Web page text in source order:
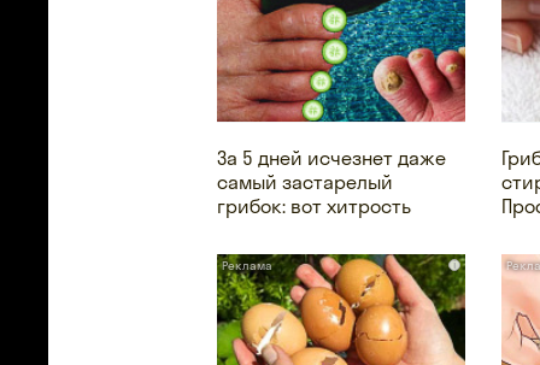
За 5 дней исчезнет даже
самый застарелый
грибок: вот хитрость
i